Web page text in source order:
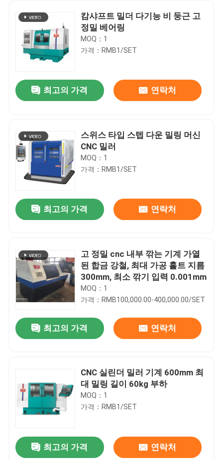
집
우리 에 관한 것
캄샤프트 밀더 다기능 비 둥근 고
정밀 베어링
MOQ：1
가격：RMB1/SET
최고의 가격 연락처
스위스 타입 스텝 다운 밀링 머신
CNC 밀러
MOQ：1
가격：RMB1/SET
최고의 가격 연락처
고 정밀 cnc 내부 깎는 기계 가열
된 합금 강철, 최대 가공 홀트 지름
300mm, 최소 깎기 입력 0.001mm
MOQ：1
가격：RMB100,000.00-400,000.00/SET
최고의 가격 연락처
CNC 실린더 밀러 기계 600mm 최
대 밀링 길이 60kg 부하
MOQ：1
가격：RMB1/SET
최고의 가격 연락처
다기능 내구성 CNC 수직 보편 자동 썰기 CG15